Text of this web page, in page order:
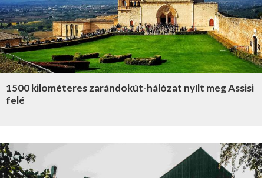
1500 kilométeres zarándokút-hálózat nyílt meg Assisi
felé